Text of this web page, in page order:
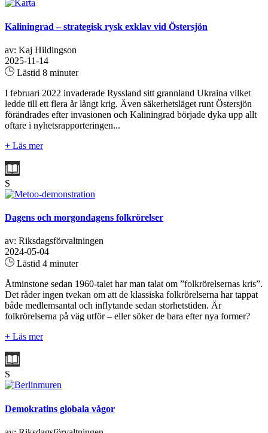
Kaliningrad – strategisk rysk exklav vid Östersjön
av: Kaj Hildingson
2025-11-14
Lästid 8 minuter
I februari 2022 invaderade Ryssland sitt grannland Ukraina vilket
ledde till ett flera år långt krig. Även säkerhetsläget runt Östersjön
förändrades efter invasionen och Kaliningrad började dyka upp allt
oftare i nyhetsrapporteringen...
+ Läs mer
S
Dagens och morgondagens folkrörelser
av: Riksdagsförvaltningen
2024-05-04
Lästid 4 minuter
Åtminstone sedan 1960-talet har man talat om ”folkrörelsernas kris”.
Det råder ingen tvekan om att de klassiska folkrörelserna har tappat
både medlemsantal och inflytande sedan storhetstiden. Är
folkrörelserna på väg utför – eller söker de bara efter nya former?
+ Läs mer
S
Demokratins globala vågor